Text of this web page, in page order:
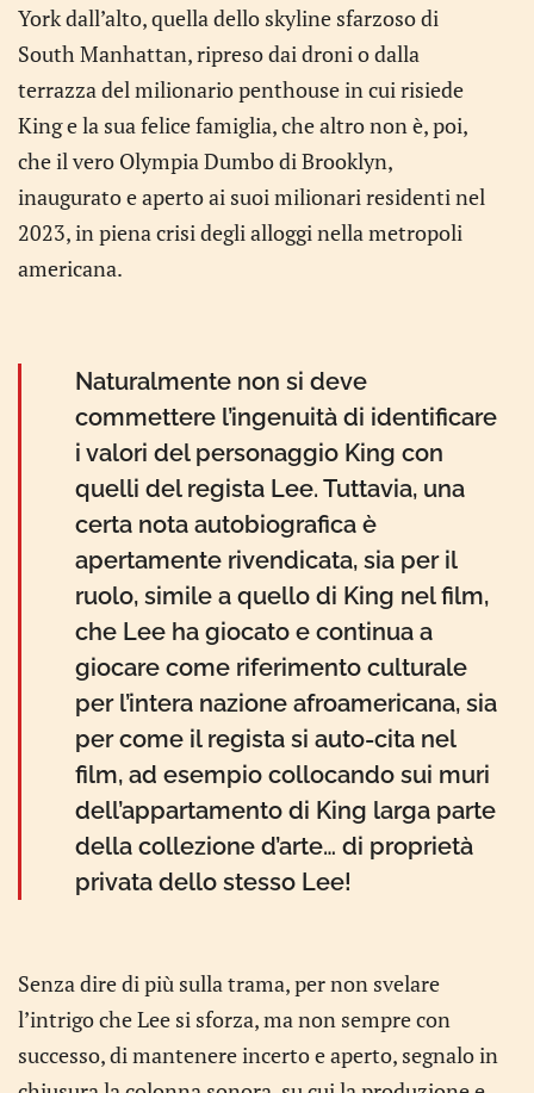
York dall’alto, quella dello skyline sfarzoso di
South Manhattan, ripreso dai droni o dalla
terrazza del milionario penthouse in cui risiede
King e la sua felice famiglia, che altro non è, poi,
che il vero Olympia Dumbo di Brooklyn,
inaugurato e aperto ai suoi milionari residenti nel
2023, in piena crisi degli alloggi nella metropoli
americana.
Naturalmente non si deve
commettere l’ingenuità di identificare
i valori del personaggio King con
quelli del regista Lee. Tuttavia, una
certa nota autobiografica è
apertamente rivendicata, sia per il
ruolo, simile a quello di King nel film,
che Lee ha giocato e continua a
giocare come riferimento culturale
per l’intera nazione afroamericana, sia
per come il regista si auto-cita nel
film, ad esempio collocando sui muri
dell’appartamento di King larga parte
della collezione d’arte… di proprietà
privata dello stesso Lee!
Senza dire di più sulla trama, per non svelare
l’intrigo che Lee si sforza, ma non sempre con
successo, di mantenere incerto e aperto, segnalo in